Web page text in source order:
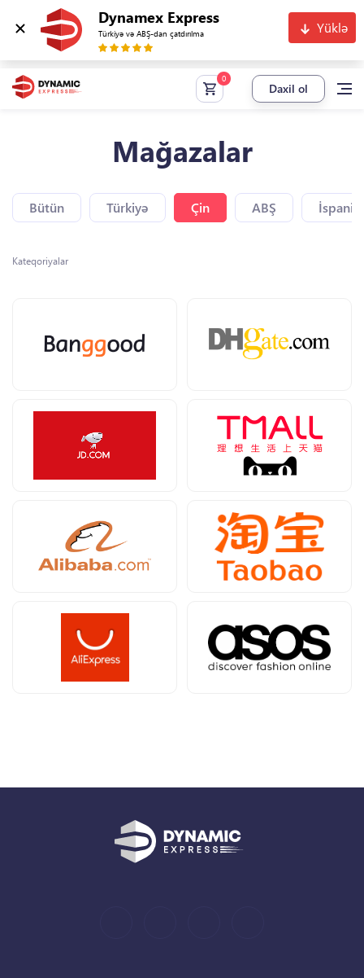
Dynamex Express
Türkiyə və ABŞ-dan çatdırılma Yüklə
Daxil ol
Mağazalar
Bütün Türkiyə Çin ABŞ
Kateqoriyalar